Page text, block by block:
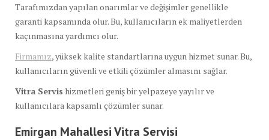
Tarafımızdan yapılan onarımlar ve değişimler genellikle
garanti kapsamında olur. Bu, kullanıcıların ek maliyetlerden
kaçınmasına yardımcı olur.
Firmamız, yüksek kalite standartlarına uygun hizmet sunar. Bu,
kullanıcıların güvenli ve etkili çözümler almasını sağlar.
Vitra Servis hizmetleri geniş bir yelpazeye yayılır ve
kullanıcılara kapsamlı çözümler sunar.
Emirgan Mahallesi Vitra Servisi